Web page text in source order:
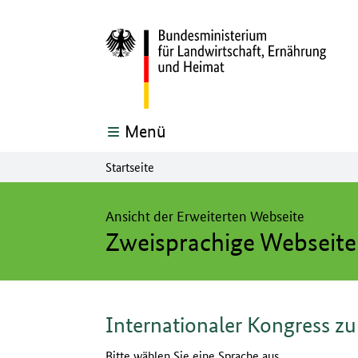
Menü
Startseite
Zweisprachige Webseite
Ansicht der Erweiterten Webseite
Internationaler Kongress